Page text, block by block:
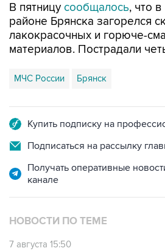
В пятницу сообщалось, что
районе Брянска загорелся
лакокрасочных и горюче-
материалов. Пострадали
МЧС России Брянск
Купить подписку на
Подписаться на рассылку
Получать оперативные
канале
НОВОСТИ ПО ТЕМЕ
7 августа 15:50